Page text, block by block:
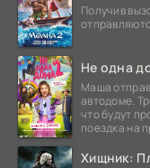
Получив
Не одна
Маша
автодоме.
что будут
поездка на
Хищник: